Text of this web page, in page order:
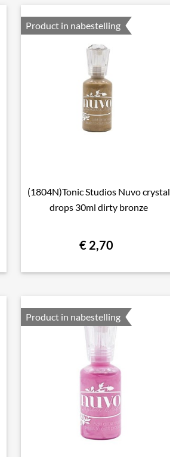
Product in nabestelling
 Snel bekijken
(1804N)Tonic Studios Nuvo crystal
drops 30ml dirty bronze
€ 2,70
Product in nabestelling